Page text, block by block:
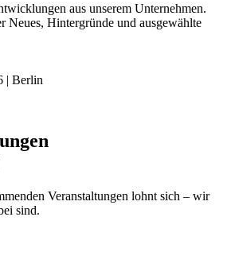
aus unserem Unternehmen.
Neues, Hintergründe und ausgewählte
| Berlin
Veranstaltungen lohnt sich – wir
sind.